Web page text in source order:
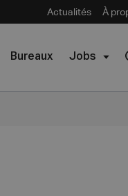
Actualités À
Bureaux Jobs